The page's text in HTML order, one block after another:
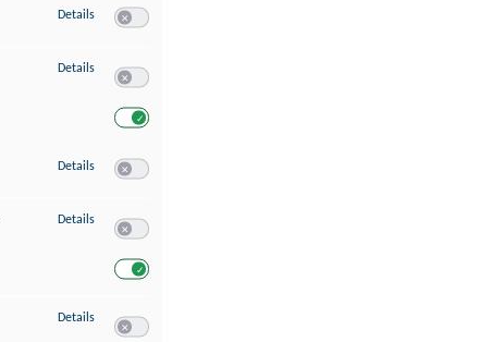
Details zu Verwendung von Profilen zur Auswahl personalisierter Werbung
Details zu Messung der Werbeleistung
Details zu Messung der Performance von Inhalten
Details zu Analyse von Zielgruppen durch Statistiken oder Kombinationen von
Details zu Entwicklung und Verbesserung der Angebote